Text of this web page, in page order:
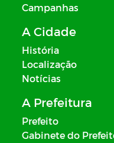
Campanhas
A Cidade
História
Localização
Notícias
A Prefeitura
Prefeito
Gabinete do